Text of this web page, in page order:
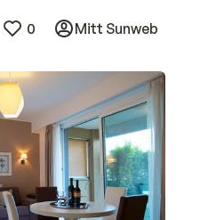
0 Mitt Sunweb